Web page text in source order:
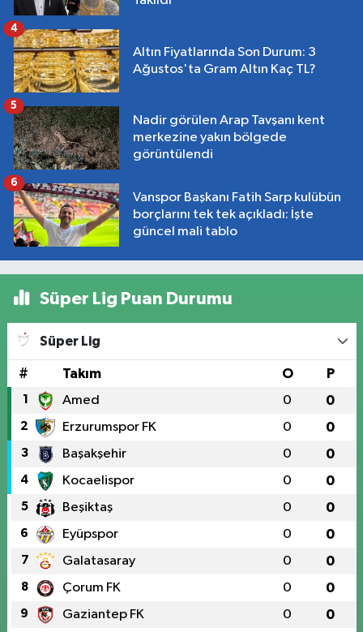
Altın Fiyatlarında Son Durum: 3
Ağustos'ta Gram Altın Kaç TL?
4
Nadir görülen Arap Tavşanı kent
merkezine yakın bölgede
görüntülendi
5
Vanspor Başkanı Fatih Sarp kulübün
borçlarını tek tek açıkladı: İşte
güncel mali tablo
6
Süper Lig Puan Durumu
Süper Lig
# Takım O P
1 Amed 0 0
2 Erzurumspor FK 0 0
3 Başakşehir 0 0
4 Kocaelispor 0 0
5 Beşiktaş 0 0
6 Eyüpspor 0 0
7 Galatasaray 0 0
8 Çorum FK 0 0
9 Gaziantep FK 0 0